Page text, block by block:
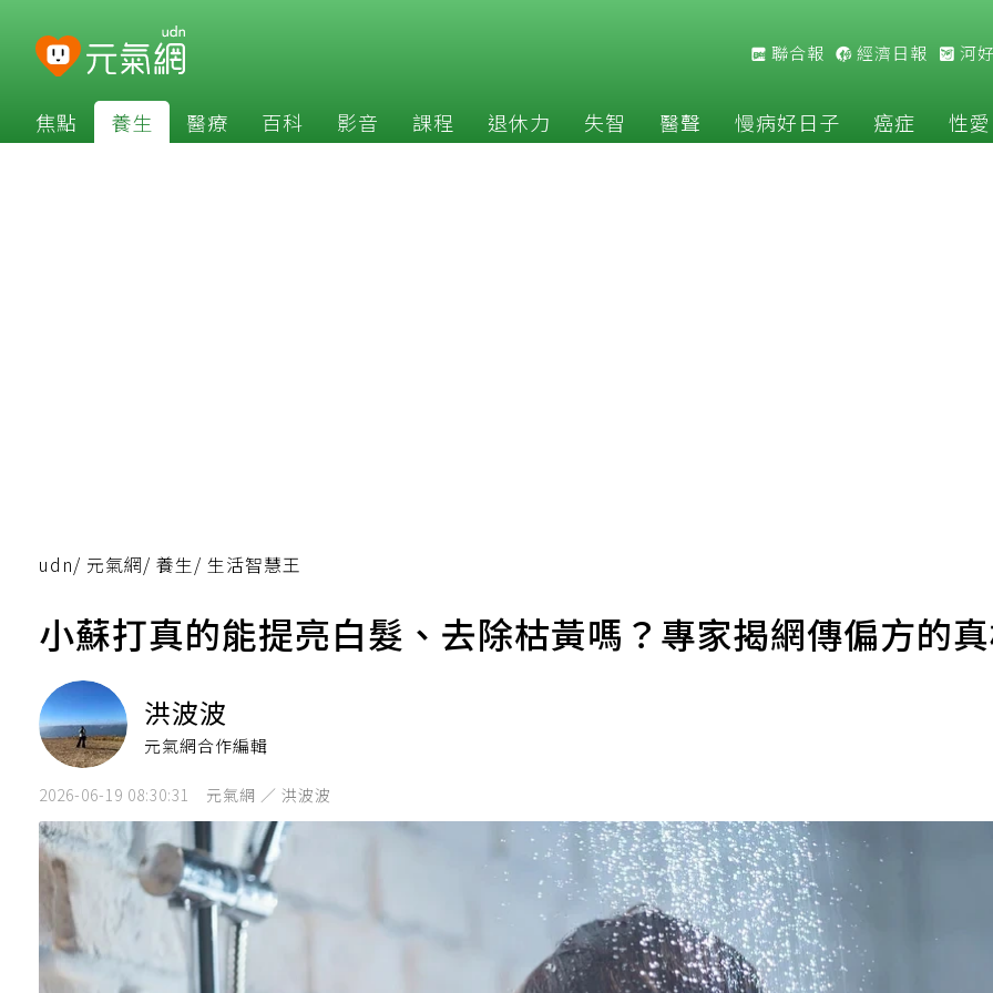
聯合報 經濟日報 河
焦點 養生 醫療 百科 影音 課程 退休力 失智 醫聲 慢病好日子 癌症 性愛
udn/ 元氣網/ 養生/ 生活智慧王
小蘇打真的能提亮白髮、去除枯黃嗎？專家揭網傳偏方的
洪波波
元氣網合作編輯
2026-06-19 08:30:31 元氣網 ／ 洪波波